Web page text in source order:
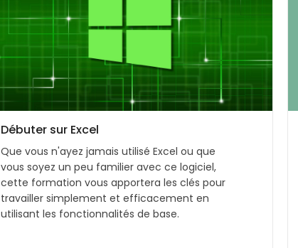
Débuter sur Excel
Que vous n'ayez jamais utilisé Excel ou que
vous soyez un peu familier avec ce logiciel,
cette formation vous apportera les clés pour
travailler simplement et efficacement en
utilisant les fonctionnalités de base.